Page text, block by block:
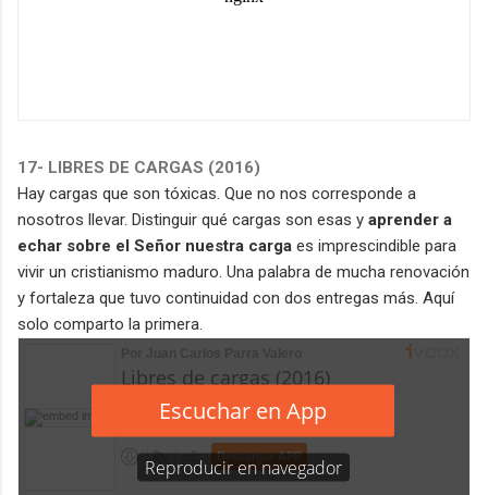
17- LIBRES DE CARGAS (2016)
Hay cargas que son tóxicas. Que no nos corresponde a
nosotros llevar. Distinguir qué cargas son esas y aprender a
echar sobre el Señor nuestra carga es imprescindible para
vivir un cristianismo maduro. Una palabra de mucha renovación
y fortaleza que tuvo continuidad con dos entregas más. Aquí
solo comparto la primera.